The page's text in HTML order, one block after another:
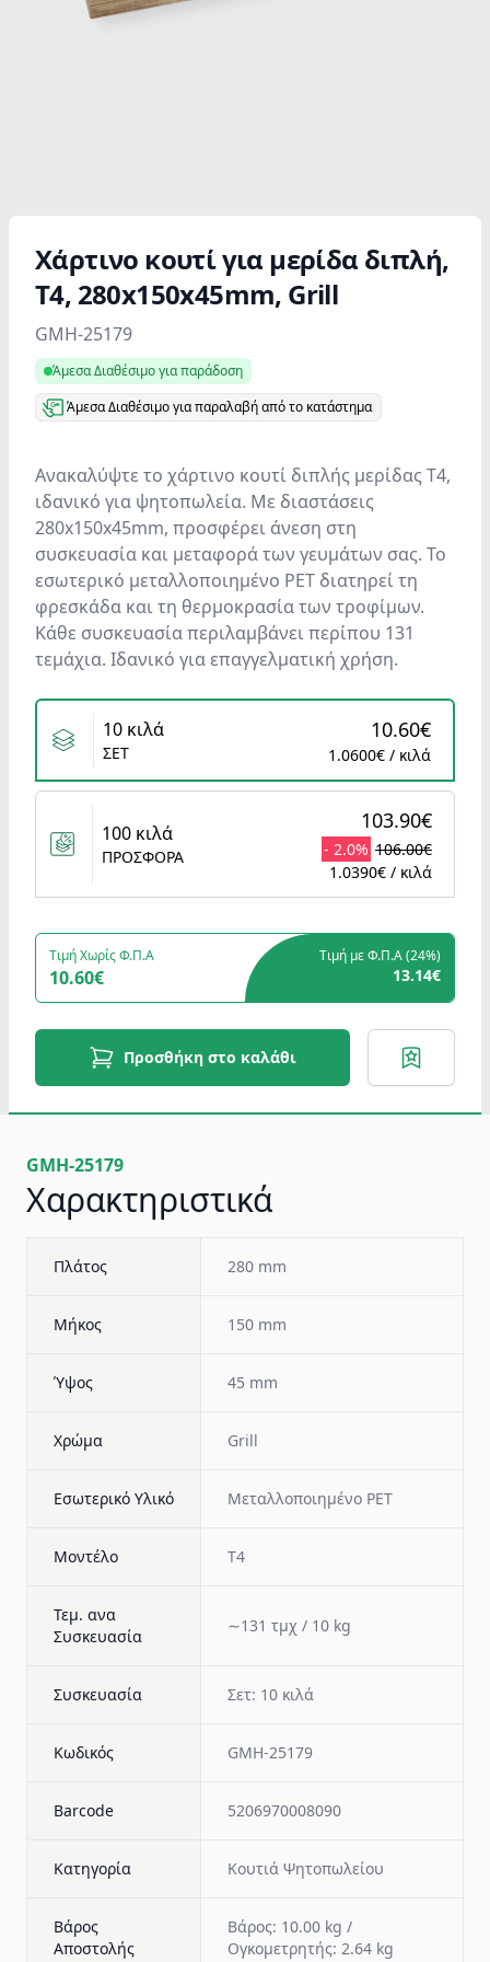
Χάρτινο κουτί για μερίδα διπλή,
T4, 280x150x45mm, Grill
Product information
GMH-25179
Άμεσα Διαθέσιμο για παράδοση
Άμεσα Διαθέσιμο για παραλαβή από το κατάστημα
Ανακαλύψτε το χάρτινο κουτί διπλής μερίδας T4,
ιδανικό για ψητοπωλεία. Με διαστάσεις
280x150x45mm, προσφέρει άνεση στη
συσκευασία και μεταφορά των γευμάτων σας. Το
εσωτερικό μεταλλοποιημένο PET διατηρεί τη
φρεσκάδα και τη θερμοκρασία των τροφίμων.
Κάθε συσκευασία περιλαμβάνει περίπου 131
τεμάχια. Ιδανικό για επαγγελματική χρήση.
Variants
10 κιλά
ΣΕΤ
10.60€
1.0600€ / κιλά
100 κιλά
ΠΡΟΣΦΟΡΑ
103.90€
- 2.0% 106.00€
1.0390€ / κιλά
Τιμή Χωρίς Φ.Π.Α
10.60€
Τιμή με Φ.Π.Α (24%)
13.14€
Προσθήκη στο καλάθι
GMH-25179
Χαρακτηριστικά
Πλάτος 280 mm
Μήκος 150 mm
Ύψος 45 mm
Χρώμα Grill
Εσωτερικό Υλικό Μεταλλοποιημένο PET
Μοντέλο T4
Τεμ. ανα
Συσκευασία
∼131 τμχ / 10 kg
Συσκευασία Σετ: 10 κιλά
Κωδικός GMH-25179
Barcode 5206970008090
Κατηγορία Κουτιά Ψητοπωλείου
Βάρος
Αποστολής
Βάρος: 10.00 kg /
Ογκομετρητής: 2.64 kg